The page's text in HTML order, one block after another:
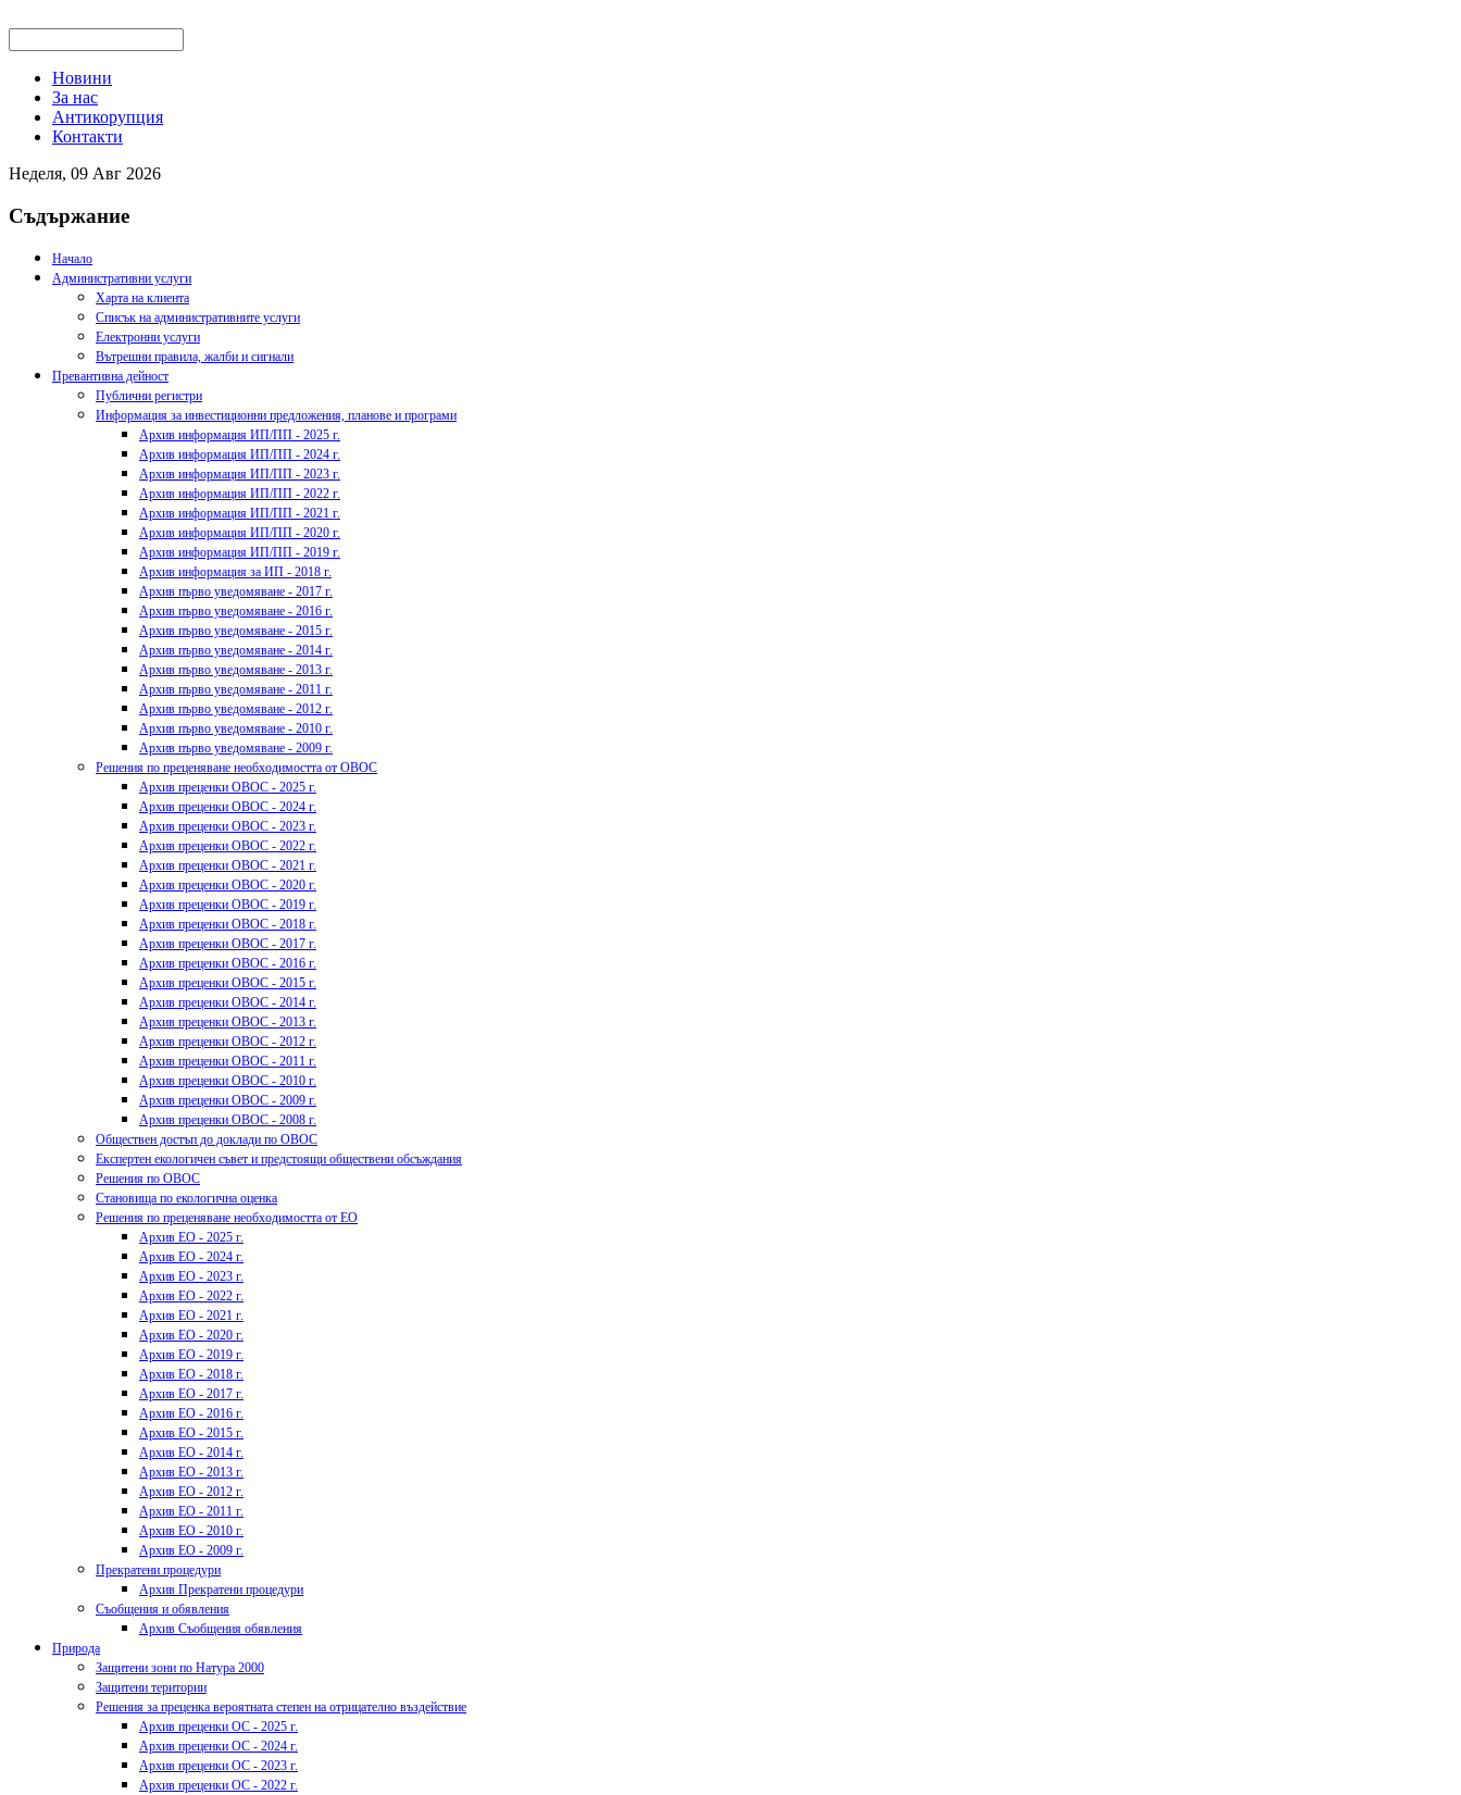
Новини
За нас
Антикорупция
Контакти
Неделя, 09 Авг 2026
Съдържание
Начало
Административни услуги
Харта на клиента
Списък на административните услуги
Електронни услуги
Вътрешни правила, жалби и сигнали
Превантивна дейност
Публични регистри
Информация за инвестиционни предложения, планове и програми
Архив информация ИП/ПП - 2025 г.
Архив информация ИП/ПП - 2024 г.
Архив информация ИП/ПП - 2023 г.
Архив информация ИП/ПП - 2022 г.
Архив информация ИП/ПП - 2021 г.
Архив информация ИП/ПП - 2020 г.
Архив информация ИП/ПП - 2019 г.
Архив информация за ИП - 2018 г.
Архив първо уведомяване - 2017 г.
Архив първо уведомяване - 2016 г.
Архив първо уведомяване - 2015 г.
Архив първо уведомяване - 2014 г.
Архив първо уведомяване - 2013 г.
Архив първо уведомяване - 2011 г.
Архив първо уведомяване - 2012 г.
Архив първо уведомяване - 2010 г.
Архив първо уведомяване - 2009 г.
Решения по преценяване необходимостта от ОВОС
Архив преценки ОВОС - 2025 г.
Архив преценки ОВОС - 2024 г.
Архив преценки ОВОС - 2023 г.
Архив преценки ОВОС - 2022 г.
Архив преценки ОВОС - 2021 г.
Архив преценки ОВОС - 2020 г.
Архив преценки ОВОС - 2019 г.
Архив преценки ОВОС - 2018 г.
Архив преценки ОВОС - 2017 г.
Архив преценки ОВОС - 2016 г.
Архив преценки ОВОС - 2015 г.
Архив преценки ОВОС - 2014 г.
Архив преценки ОВОС - 2013 г.
Архив преценки ОВОС - 2012 г.
Архив преценки ОВОС - 2011 г.
Архив преценки ОВОС - 2010 г.
Архив преценки ОВОС - 2009 г.
Архив преценки ОВОС - 2008 г.
Обществен достъп до доклади по ОВОС
Експертен екологичен съвет и предстоящи обществени обсъждания
Решения по ОВОС
Становища по екологична оценка
Решения по преценяване необходимостта от ЕО
Архив ЕО - 2025 г.
Архив ЕО - 2024 г.
Архив ЕО - 2023 г.
Архив ЕО - 2022 г.
Архив ЕО - 2021 г.
Архив ЕО - 2020 г.
Архив ЕО - 2019 г.
Архив ЕО - 2018 г.
Архив ЕО - 2017 г.
Архив ЕО - 2016 г.
Архив ЕО - 2015 г.
Архив ЕО - 2014 г.
Архив ЕО - 2013 г.
Архив ЕО - 2012 г.
Архив ЕО - 2011 г.
Архив ЕО - 2010 г.
Архив ЕО - 2009 г.
Прекратени процедури
Архив Прекратени процедури
Съобщения и обявления
Архив Съобщения обявления
Природа
Защитени зони по Натура 2000
Защитени територии
Решения за преценка вероятната степен на отрицателно въздействие
Архив преценки ОС - 2025 г.
Архив преценки ОС - 2024 г.
Архив преценки ОС - 2023 г.
Архив преценки ОС - 2022 г.